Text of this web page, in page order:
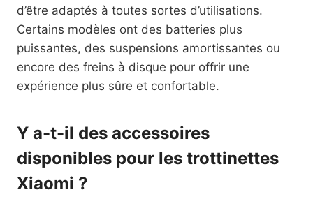
d’être adaptés à toutes sortes d’utilisations.
Certains modèles ont des batteries plus
puissantes, des suspensions amortissantes ou
encore des freins à disque pour offrir une
expérience plus sûre et confortable.
Y a-t-il des accessoires
disponibles pour les trottinettes
Xiaomi ?